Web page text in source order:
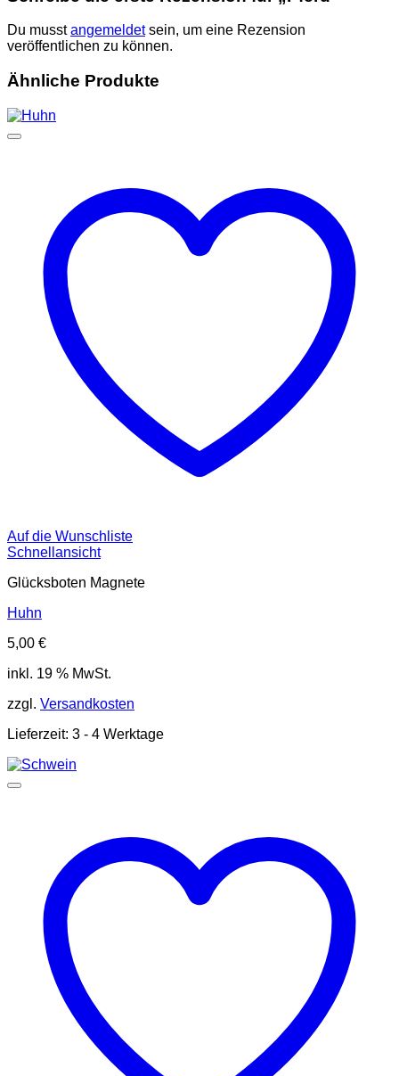
Du musstangemeldetsein, um eine Rezension
veröffentlichen zu können.
Ähnliche Produkte
Auf die Wunschliste
Schnellansicht
Glücksboten Magnete
Huhn
5,00 €
inkl. 19 % MwSt.
zzgl. Versandkosten
Lieferzeit: 3 - 4 Werktage